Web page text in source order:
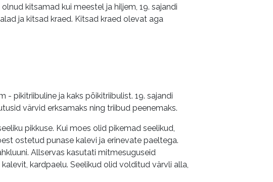
kitsamad kui meestel ja hiljem, 19. sajandi
ja kitsad kraed. Kitsad kraed olevat aga
- pikitriibuline ja kaks põikitriibulist. 19. sajandi
värvid erksamaks ning triibud peenemaks.
pikkuse. Kui moes olid pikemad seelikud,
ostetud punase kalevi ja erinevate paeltega.
Allservas kasutati mitmesuguseid
kardpaelu. Seelikud olid volditud värvli alla,